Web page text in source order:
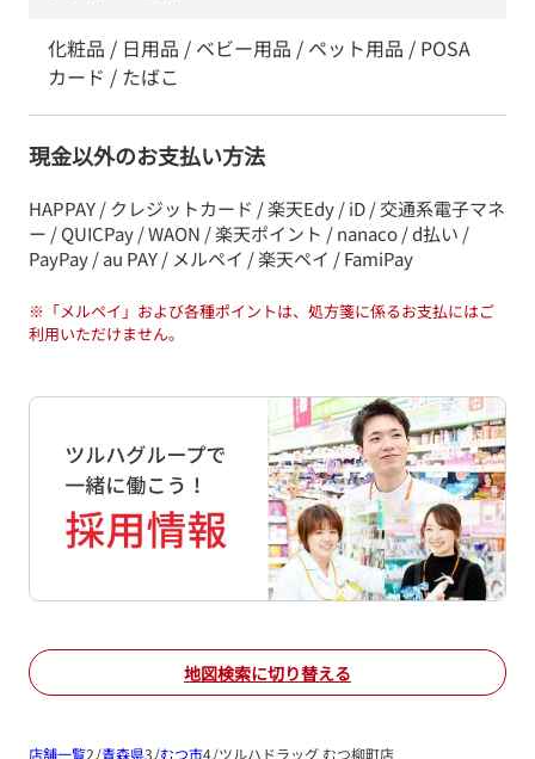
化粧品 / 日用品 / ベビー用品 / ペット用品 / POSA
カード / たばこ
現金以外のお支払い方法
HAPPAY / クレジットカード / 楽天Edy / iD / 交通系電子マネ
ー / QUICPay / WAON / 楽天ポイント / nanaco / d払い /
PayPay / au PAY / メルペイ / 楽天ペイ / FamiPay
※ 「メルペイ」および各種ポイントは、処方箋に係るお支払にはご
利用いただけません。
地図検索に切り替える
店舗一覧 青森県 むつ市 ツルハドラッグ むつ柳町店